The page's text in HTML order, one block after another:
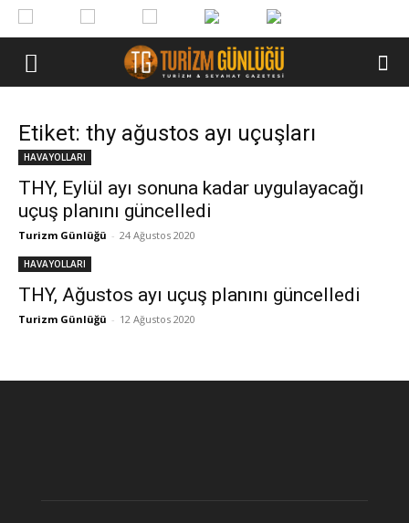
Etiket: thy ağustos ayı uçuşları
HAVAYOLLARI
THY, Eylül ayı sonuna kadar uygulayacağı
uçuş planını güncelledi
Turizm Günlüğü - 24 Ağustos 2020
HAVAYOLLARI
THY, Ağustos ayı uçuş planını güncelledi
Turizm Günlüğü - 12 Ağustos 2020